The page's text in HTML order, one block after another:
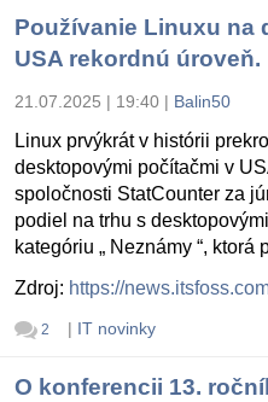
Používanie Linuxu na
USA rekordnú úroveň.
21.07.2025 | 19:40 | Balin50
Linux prvýkrát v histórii
desktopovými počítačmi v
spoločnosti StatCounter za
podiel na trhu s
kategóriu „ Neznámy “, ktorá
Zdroj: https://
2 | IT novinky
O konferencii 13.